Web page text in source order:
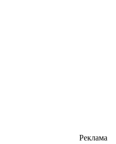
Реклама